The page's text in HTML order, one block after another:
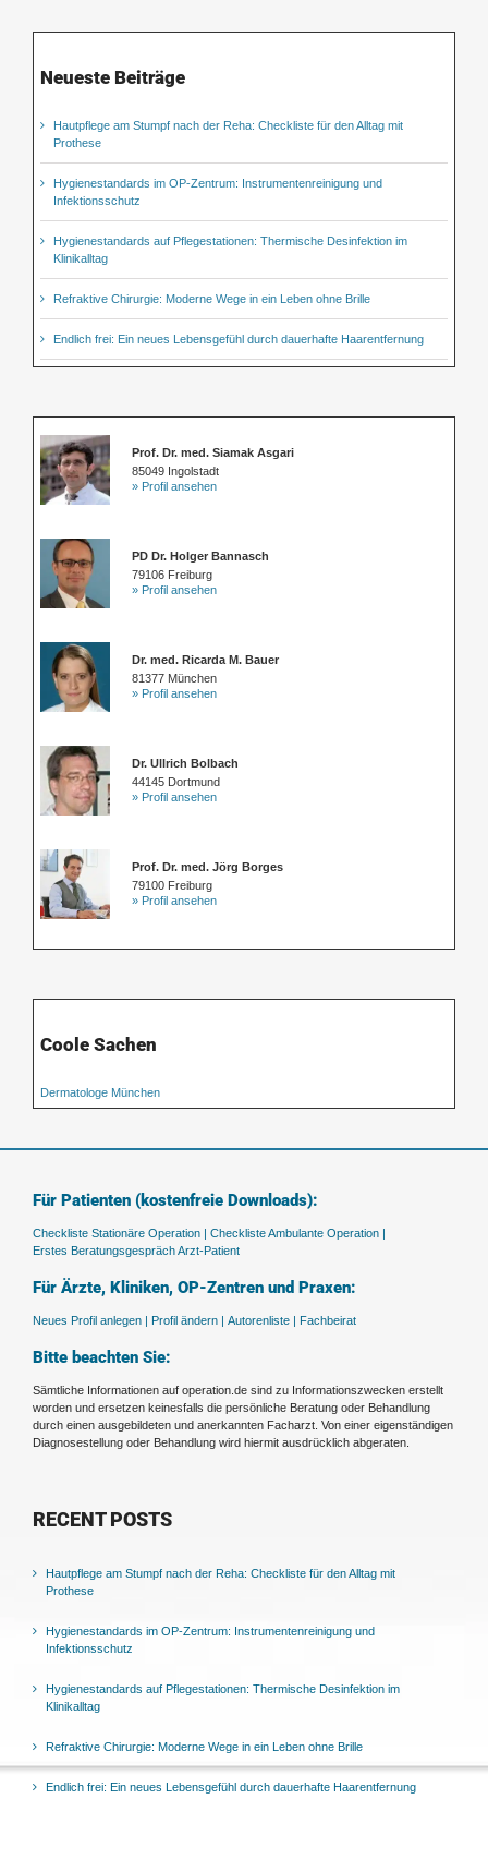
Neueste Beiträge
Hautpflege am Stumpf nach der Reha: Checkliste für den Alltag mit
Prothese
Hygienestandards im OP-Zentrum: Instrumentenreinigung und
Infektionsschutz
Hygienestandards auf Pflegestationen: Thermische Desinfektion im
Klinikalltag
Refraktive Chirurgie: Moderne Wege in ein Leben ohne Brille
Endlich frei: Ein neues Lebensgefühl durch dauerhafte Haarentfernung
Prof. Dr. med. Siamak Asgari
85049 Ingolstadt
» Profil ansehen
PD Dr. Holger Bannasch
79106 Freiburg
» Profil ansehen
Dr. med. Ricarda M. Bauer
81377 München
» Profil ansehen
Dr. Ullrich Bolbach
44145 Dortmund
» Profil ansehen
Prof. Dr. med. Jörg Borges
79100 Freiburg
» Profil ansehen
Coole Sachen
Dermatologe München
Für Patienten (kostenfreie Downloads):
Checkliste Stationäre Operation | Checkliste Ambulante Operation |
Erstes Beratungsgespräch Arzt-Patient
Für Ärzte, Kliniken, OP-Zentren und Praxen:
Neues Profil anlegen | Profil ändern | Autorenliste | Fachbeirat
Bitte beachten Sie:
Sämtliche Informationen auf operation.de sind zu Informationszwecken erstellt
worden und ersetzen keinesfalls die persönliche Beratung oder Behandlung
durch einen ausgebildeten und anerkannten Facharzt. Von einer eigenständigen
Diagnosestellung oder Behandlung wird hiermit ausdrücklich abgeraten.
RECENT POSTS
Hautpflege am Stumpf nach der Reha: Checkliste für den Alltag mit
Prothese
Hygienestandards im OP-Zentrum: Instrumentenreinigung und
Infektionsschutz
Hygienestandards auf Pflegestationen: Thermische Desinfektion im
Klinikalltag
Refraktive Chirurgie: Moderne Wege in ein Leben ohne Brille
Endlich frei: Ein neues Lebensgefühl durch dauerhafte Haarentfernung